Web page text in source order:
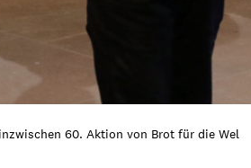
60. Aktion von Brot für die Wel